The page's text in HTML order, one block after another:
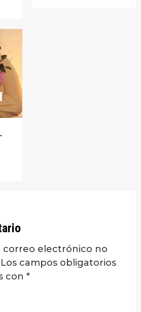
correo electrónico no
Los campos obligatorios
con *